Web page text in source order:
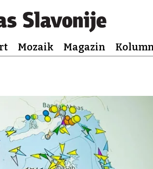
Mozaik Magazin